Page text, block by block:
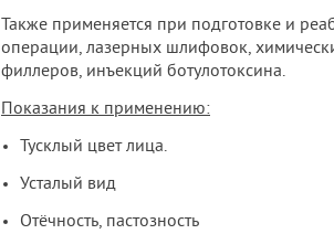
Также применяется при подготовке и
операции, лазерных шлифовок,
филлеров, инъекций ботулотоксина.
Показания к применению:
Тусклый цвет лица.
Усталый вид
Отёчность, пастозность